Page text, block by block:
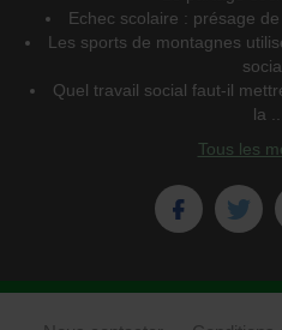
Echec scolaire : présage
Les sports de montagnes
Quel travail social faut-il
la ...
Tous les